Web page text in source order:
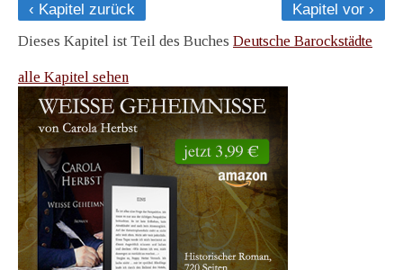
‹ Kapitel zurück
Kapitel vor ›
Dieses Kapitel ist Teil des Buches Deutsche Barockstädte
alle Kapitel sehen